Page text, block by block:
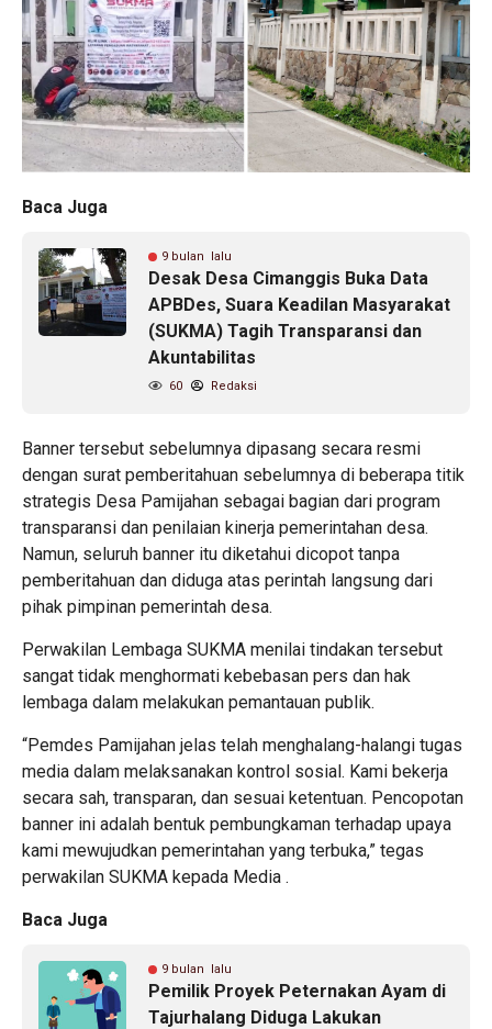
Baca Juga
9 bulan lalu
Desak Desa Cimanggis Buka Data
APBDes, Suara Keadilan Masyarakat
(SUKMA) Tagih Transparansi dan
Akuntabilitas
60 Redaksi
Banner tersebut sebelumnya dipasang secara resmi
dengan surat pemberitahuan sebelumnya di beberapa titik
strategis Desa Pamijahan sebagai bagian dari program
transparansi dan penilaian kinerja pemerintahan desa.
Namun, seluruh banner itu diketahui dicopot tanpa
pemberitahuan dan diduga atas perintah langsung dari
pihak pimpinan pemerintah desa.
Perwakilan Lembaga SUKMA menilai tindakan tersebut
sangat tidak menghormati kebebasan pers dan hak
lembaga dalam melakukan pemantauan publik.
“Pemdes Pamijahan jelas telah menghalang-halangi tugas
media dalam melaksanakan kontrol sosial. Kami bekerja
secara sah, transparan, dan sesuai ketentuan. Pencopotan
banner ini adalah bentuk pembungkaman terhadap upaya
kami mewujudkan pemerintahan yang terbuka,” tegas
perwakilan SUKMA kepada Media .
Baca Juga
9 bulan lalu
Pemilik Proyek Peternakan Ayam di
Tajurhalang Diduga Lakukan